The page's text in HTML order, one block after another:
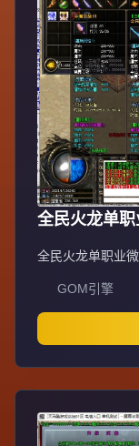
全民火龙单
全民火龙单职业
值，每日人品大
（10:30 14:30
晚22:01刷新，
挂系统24小时接
戏益脑，拒绝盗
GOM引擎